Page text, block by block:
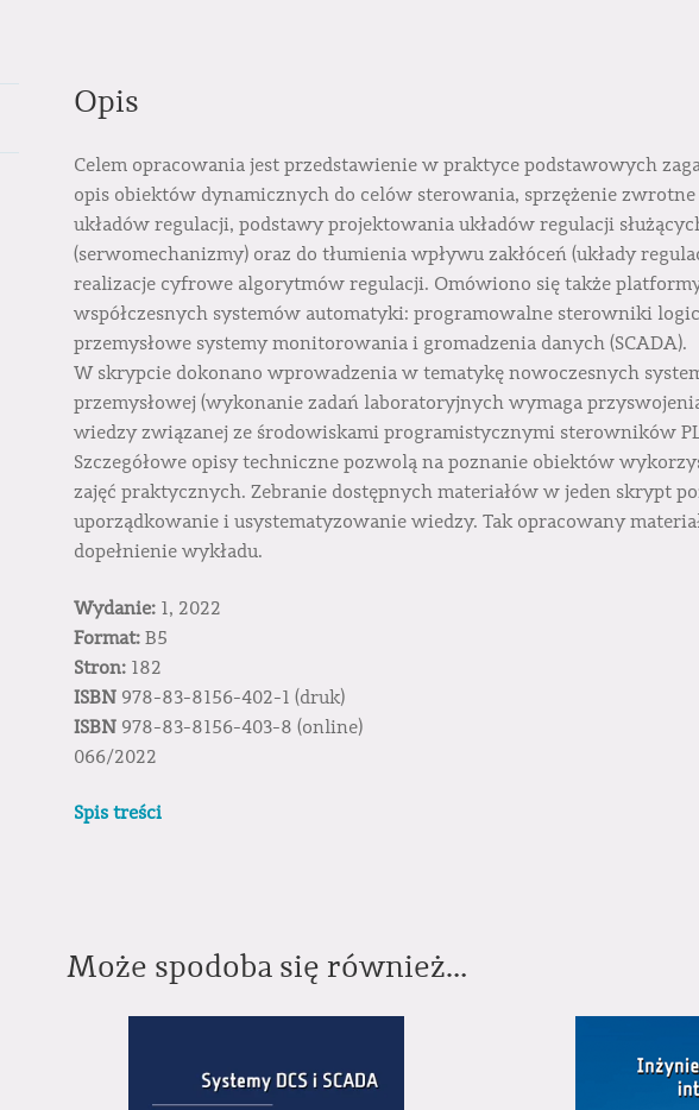
Opis
Celem opracowania jest przedstawienie w praktyce podstawowych
opis obiektów dynamicznych do celów sterowania, sprzężenie
układów regulacji, podstawy projektowania układów regulacji
(serwomechanizmy) oraz do tłumienia wpływu zakłóceń (układy
realizacje cyfrowe algorytmów regulacji. Omówiono się także
współczesnych systemów automatyki: programowalne sterowniki
przemysłowe systemy monitorowania i gromadzenia danych (SCADA).
W skrypcie dokonano wprowadzenia w tematykę nowoczesnych
przemysłowej (wykonanie zadań laboratoryjnych wymaga
wiedzy związanej ze środowiskami programistycznymi sterowników
Szczegółowe opisy techniczne pozwolą na poznanie obiektów
zajęć praktycznych. Zebranie dostępnych materiałów w jeden skrypt
uporządkowanie i usystematyzowanie wiedzy. Tak opracowany
dopełnienie wykładu.
Wydanie: 1, 2022
Format: B5
Stron: 182
ISBN 978-83-8156-402-1 (druk)
ISBN 978-83-8156-403-8 (online)
066/2022
Spis treści
Może spodoba się również…